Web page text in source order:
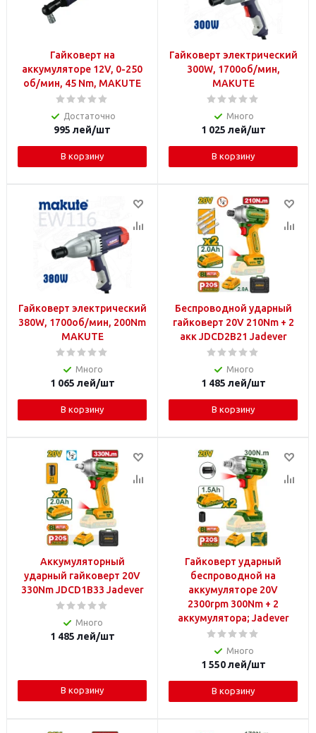
Гайковерт на
аккумуляторе 12V, 0-250
об/мин, 45 Nm, MAKUTE
Достаточно
995 лей/шт
В корзину
Гайковерт электрический
300W, 1700об/мин,
MAKUTE
Много
1 025 лей/шт
В корзину
Гайковерт электрический
380W, 1700об/мин, 200Nm
MAKUTE
Много
1 065 лей/шт
В корзину
Беспроводной ударный
гайковерт 20V 210Nm + 2
акк JDCD2B21 Jadever
Много
1 485 лей/шт
В корзину
Аккумуляторный
ударный гайковерт 20V
330Nm JDCD1B33 Jadever
Много
1 485 лей/шт
В корзину
Гайковерт ударный
беспроводной на
аккумуляторе 20V
2300rpm 300Nm + 2
аккумулятора; Jadever
Много
1 550лей/шт
В корзину